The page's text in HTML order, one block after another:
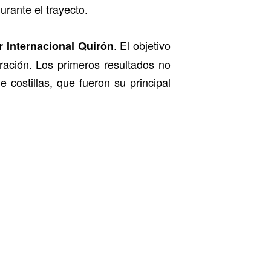
el trayecto.
Internacional Quirón. El objetivo
Los primeros resultados no
costillas, que fueron su principal